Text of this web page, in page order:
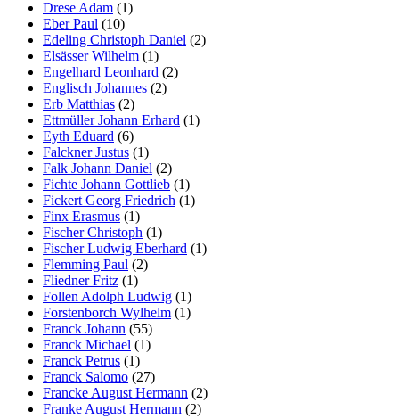
Drese Adam (1)
Eber Paul (10)
Edeling Christoph Daniel (2)
Elsässer Wilhelm (1)
Engelhard Leonhard (2)
Englisch Johannes (2)
Erb Matthias (2)
Ettmüller Johann Erhard (1)
Eyth Eduard (6)
Falckner Justus (1)
Falk Johann Daniel (2)
Fichte Johann Gottlieb (1)
Fickert Georg Friedrich (1)
Finx Erasmus (1)
Fischer Christoph (1)
Fischer Ludwig Eberhard (1)
Flemming Paul (2)
Fliedner Fritz (1)
Follen Adolph Ludwig (1)
Forstenborch Wylhelm (1)
Franck Johann (55)
Franck Michael (1)
Franck Petrus (1)
Franck Salomo (27)
Francke August Hermann (2)
Franke August Hermann (2)